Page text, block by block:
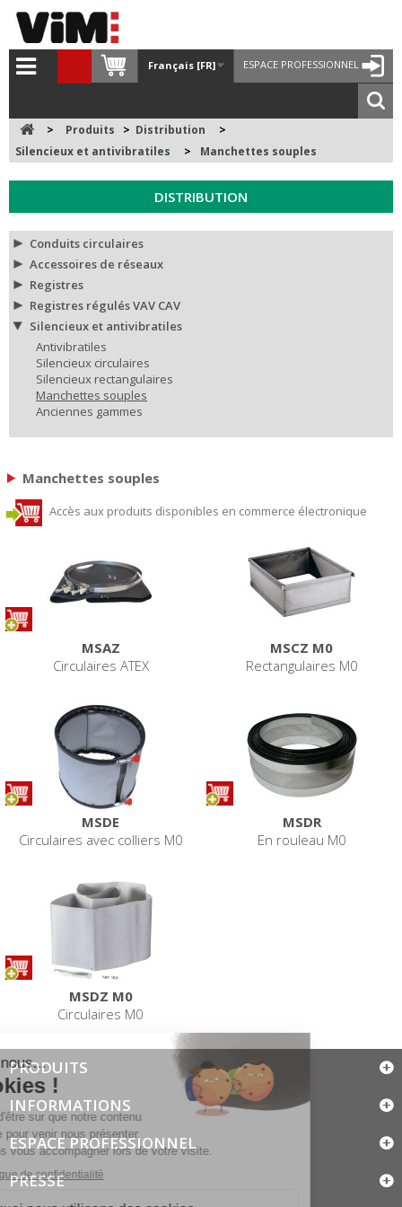
ESPACE PROFESSIONNEL
Français [FR]
> Produits > Distribution
>
Silencieux et antivibratiles
> Manchettes souples
DISTRIBUTION
Conduits circulaires
Accessoires de réseaux
Registres
Registres régulés VAV CAV
Silencieux et antivibratiles
Antivibratiles
Silencieux circulaires
Silencieux rectangulaires
Manchettes souples
Anciennes gammes
Manchettes souples
Accès aux produits disponibles en commerce électronique
MSAZ
Circulaires ATEX
MSCZ M0
Rectangulaires M0
MSDE
Circulaires avec colliers M0
MSDR
En rouleau M0
MSDZ M0
Circulaires M0
PRODUITS
INFORMATIONS
ESPACE PROFESSIONNEL
PRESSE